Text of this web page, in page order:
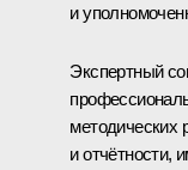
и
Экспертный
методических
и отчётности,